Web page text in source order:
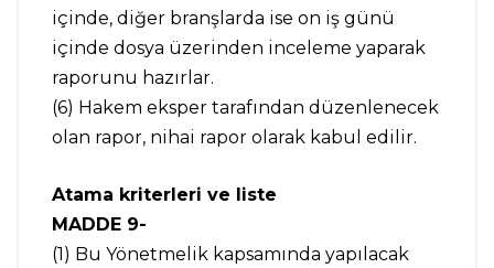
içinde, diğer branşlarda ise on iş günü
içinde dosya üzerinden inceleme yaparak
raporunu hazırlar.
(6) Hakem eksper tarafından düzenlenecek
olan rapor, nihai rapor olarak kabul edilir.
Atama kriterleri ve liste
MADDE 9-
(1) Bu Yönetmelik kapsamında yapılacak